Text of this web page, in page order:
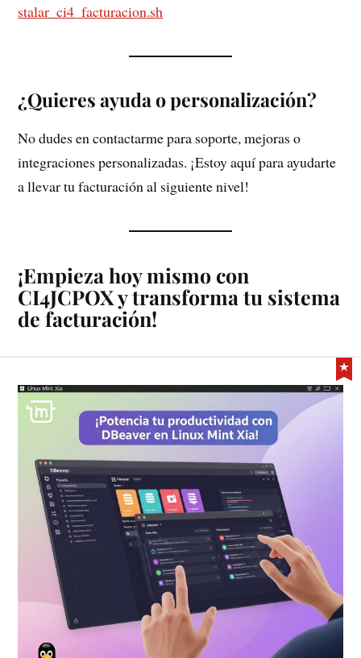
stalar_ci4_facturacion.sh
¿Quieres ayuda o personalización?
No dudes en contactarme para soporte, mejoras o
integraciones personalizadas. ¡Estoy aquí para ayudarte
a llevar tu facturación al siguiente nivel!
¡Empieza hoy mismo con
CI4JCPOX y transforma tu sistema
de facturación!